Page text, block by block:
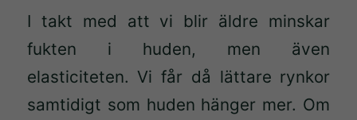
I takt med att vi blir äldre minskar
fukten i huden, men även
elasticiteten. Vi får då lättare rynkor
samtidigt som huden hänger mer. Om